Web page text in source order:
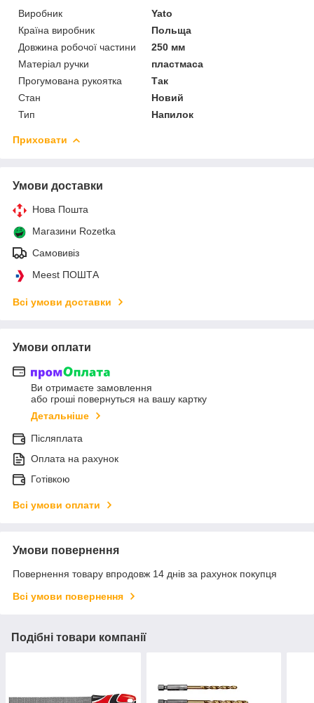
Виробник
Yato
Країна виробник
Польща
Довжина робочої частини
250 мм
Матеріал ручки
пластмаса
Прогумована рукоятка
Так
Стан
Новий
Тип
Напилок
Приховати
Умови доставки
Нова Пошта
Магазини Rozetka
Самовивіз
Meest ПОШТА
Всі умови доставки
Умови оплати
Ви отримаєте замовлення
або гроші повернуться на вашу картку
Детальніше
Післяплата
Оплата на рахунок
Готівкою
Всі умови оплати
Умови повернення
Повернення товару впродовж 14 днів за рахунок покупця
Всі умови повернення
Подібні товари компанії